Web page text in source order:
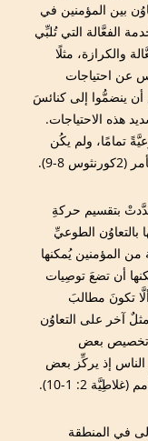
بين المؤمنين في
الفعَّالة التي تُلبِّي
والكرازة، مثلًا
عن احتياجات
ينضمُّوا إلى كنائسَ
هذه الاحتياجات.
تمامًا، ولم يكُن
8-9).
بتقسيم حركةِ
بالتعاوُن الطوعيِّ
المؤمنين يُمكنها
أن تضعَ توصِيات
تكونَ مطالبَ
بل اقتراحات رقيقة (أعمال 15). مثلٌ آخر على التعاوُن
تخصيص بعض
إذ يركِّز بعض
2: 1-10).
في المنطقة